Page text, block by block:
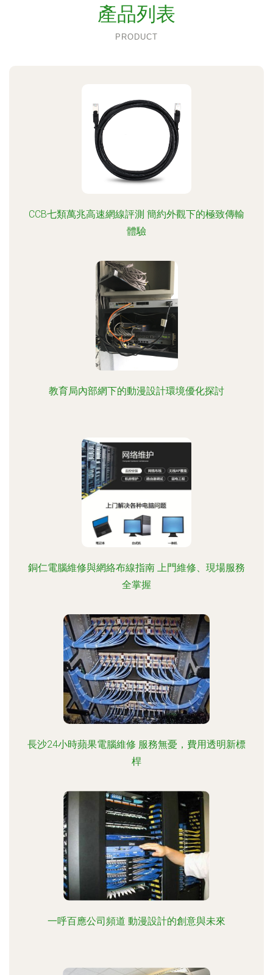
產品列表
PRODUCT
CCB七類萬兆高速網線評測 簡約外觀下的極致傳輸
體驗
教育局內部網下的動漫設計環境優化探討
銅仁電腦維修與網絡布線指南 上門維修、現場服務
全掌握
長沙24小時蘋果電腦維修 服務無憂，費用透明新標
桿
一呼百應公司頻道 動漫設計的創意與未來